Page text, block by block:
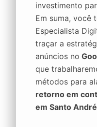
investimento
Em suma, você
Especialista
traçar a
anúncios no
que
métodos para
retorno em
em Santo André